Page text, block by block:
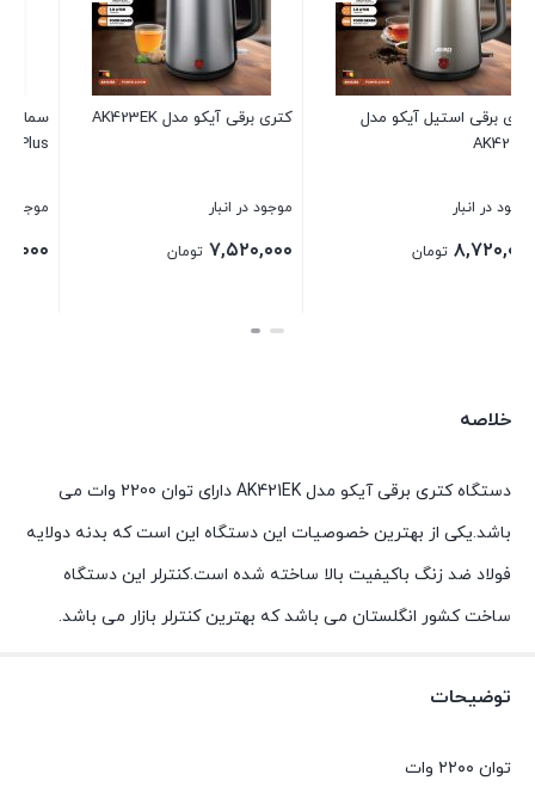
سماور برقی آیکو مدل AK170TM
۱۶,۳۲۰,۰۰۰
کتری برقی شیشه ای آیکو
۸,۱۶۰,۰۰۰
خلاصه
دستگاه کتری برقی آیکو مدل AK421EK دارای توان 2200 وات می
باشد.یکی از بهترین خصوصیات این دستگاه این است که بدنه دولایه
فولاد ضد زنگ باکیفیت بالا ساخته شده است.کنترلر این دستگاه
ساخت کشور انگلستان می باشد که بهترین کنترلر بازار می باشد.
توضیحات
توان ۲۲۰۰ وات